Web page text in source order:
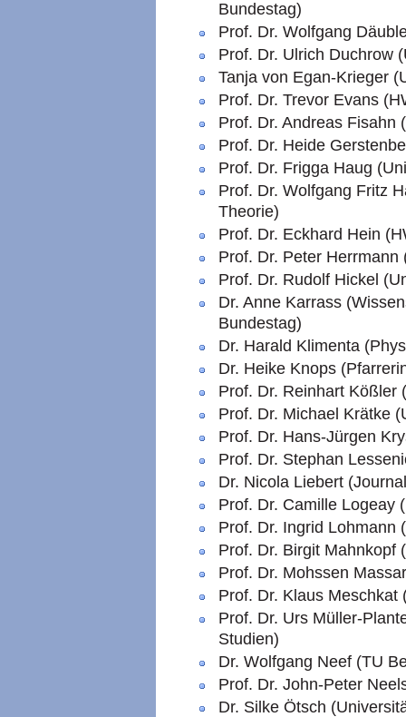
Bundestag)
Prof. Dr. Wolfgang
Prof. Dr. Ulrich Duchrow
Tanja von Egan-Krieger
Prof. Dr. Trevor Evans
Prof. Dr. Andreas Fisahn
Prof. Dr. Heide
Prof. Dr. Frigga Haug
Prof. Dr. Wolfgang Fritz
Theorie)
Prof. Dr. Eckhard Hein
Prof. Dr. Peter Herrmann
Prof. Dr. Rudolf Hickel
Dr. Anne Karrass
Bundestag)
Dr. Harald Klimenta
Dr. Heike Knops
Prof. Dr. Reinhart Kößler
Prof. Dr. Michael Krätke
Prof. Dr. Hans-Jürgen
Prof. Dr. Stephan
Dr. Nicola Liebert
Prof. Dr. Camille Logeay
Prof. Dr. Ingrid Lohmann
Prof. Dr. Birgit Mahnkopf
Prof. Dr. Mohssen
Prof. Dr. Klaus Meschkat
Prof. Dr. Urs Müller-
Studien)
Dr. Wolfgang Neef (TU
Prof. Dr. John-Peter
Dr. Silke Ötsch